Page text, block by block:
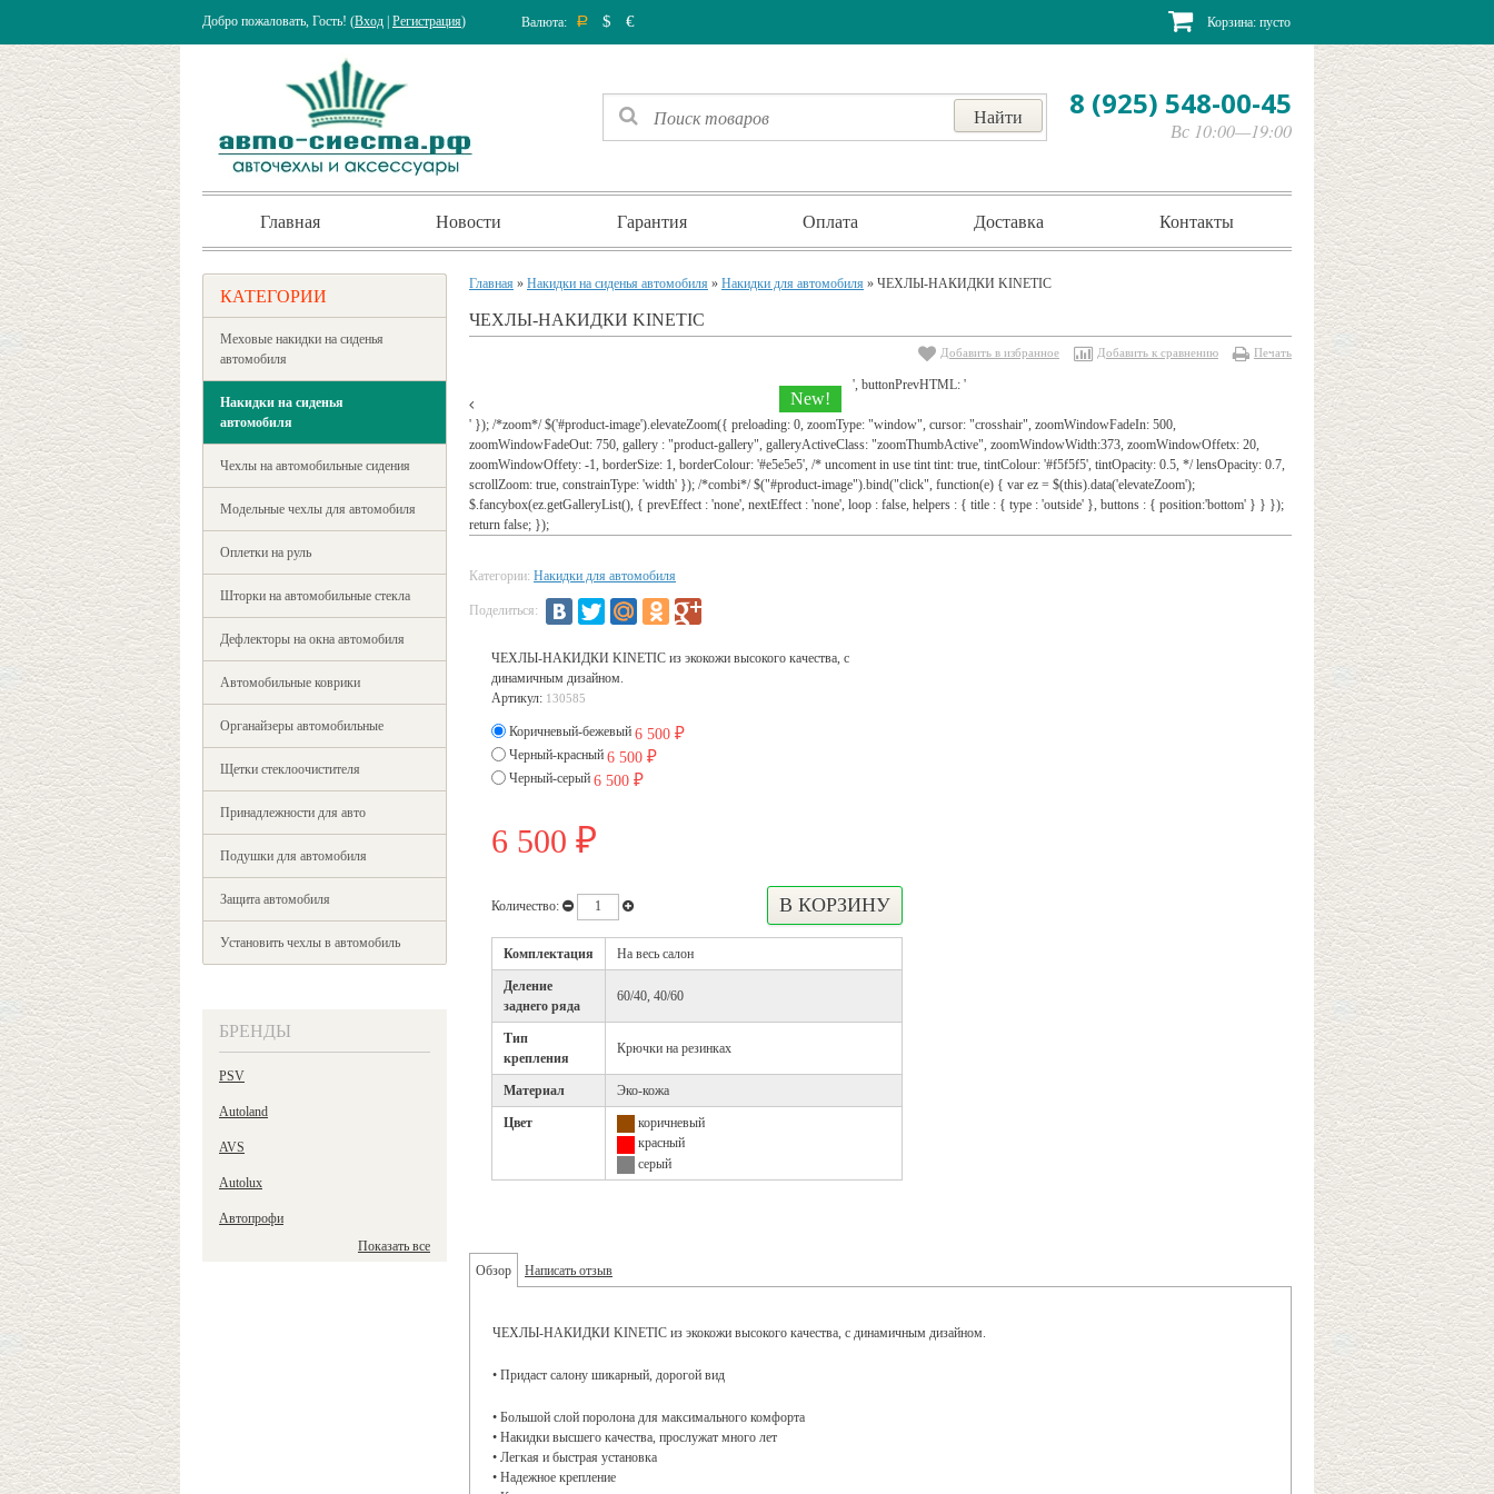
Добро пожаловать, Гость! (Вход Регистрация) Валюта: Р $ € Корзина: пусто
8 (925) 548-00-45
Вс 10:00—19:00
Главная Новости Гарантия Оплата Доставка Контакты
КАТЕГОРИИ
Меховые накидки на сиденья
автомобиля
Накидки на сиденья
автомобиля
Чехлы на автомобильные сидения
Модельные чехлы для автомобиля
Оплетки на руль
Шторки на автомобильные стекла
Дефлекторы на окна автомобиля
Автомобильные коврики
Органайзеры автомобильные
Щетки стеклоочистителя
Принадлежности для авто
Подушки для автомобиля
Защита автомобиля
Установить чехлы в автомобиль
БРЕНДЫ
PSV
Autoland
AVS
Autolux
Автопрофи
Показать все
Главная » Накидки на сиденья автомобиля » Накидки для автомобиля » ЧЕХЛЫ-НАКИДКИ KINETIC
ЧЕХЛЫ-НАКИДКИ KINETIC
Добавить в избранное Добавить к сравнению Печать
New!
', buttonPrevHTML: '
' }); /*zoom*/ $('#product-image').elevateZoom({ preloading: 0, zoomType: "window", cursor: "crosshair", zoomWindowFadeIn: 500,
zoomWindowFadeOut: 750, gallery : "product-gallery", galleryActiveClass: "zoomThumbActive", zoomWindowWidth:373, zoomWindowOffetx: 20,
zoomWindowOffety: -1, borderSize: 1, borderColour: '#e5e5e5', /* uncoment in use tint tint: true, tintColour: '#f5f5f5', tintOpacity: 0.5, */ lensOpacity: 0.7,
scrollZoom: true, constrainType: 'width' }); /*combi*/ $("#product-image").bind("click", function(e) { var ez = $(this).data('elevateZoom');
$.fancybox(ez.getGalleryList(), { prevEffect : 'none', nextEffect : 'none', loop : false, helpers : { title : { type : 'outside' }, buttons : { position:'bottom' } } });
return false; });
Категории: Накидки для автомобиля
Поделиться:
ЧЕХЛЫ-НАКИДКИ KINETIC из экокожи высокого качества, с
динамичным дизайном.
Артикул: 130585
Коричневый-бежевый 6 500 ₽
Черный-красный 6 500 ₽
Черный-серый 6 500 ₽
6 500 ₽
Количество:
Комплектация На весь салон
Деление
заднего ряда
60/40, 40/60
Тип
крепления
Крючки на резинках
Материал Эко-кожа
Цвет
коричневый
красный
серый
Обзор Написать отзыв
ЧЕХЛЫ-НАКИДКИ KINETIC из экокожи высокого качества, с динамичным дизайном.
• Придаст салону шикарный, дорогой вид
• Большой слой поролона для максимального комфорта
• Накидки высшего качества, прослужат много лет
• Легкая и быстрая установка
• Надежное крепление